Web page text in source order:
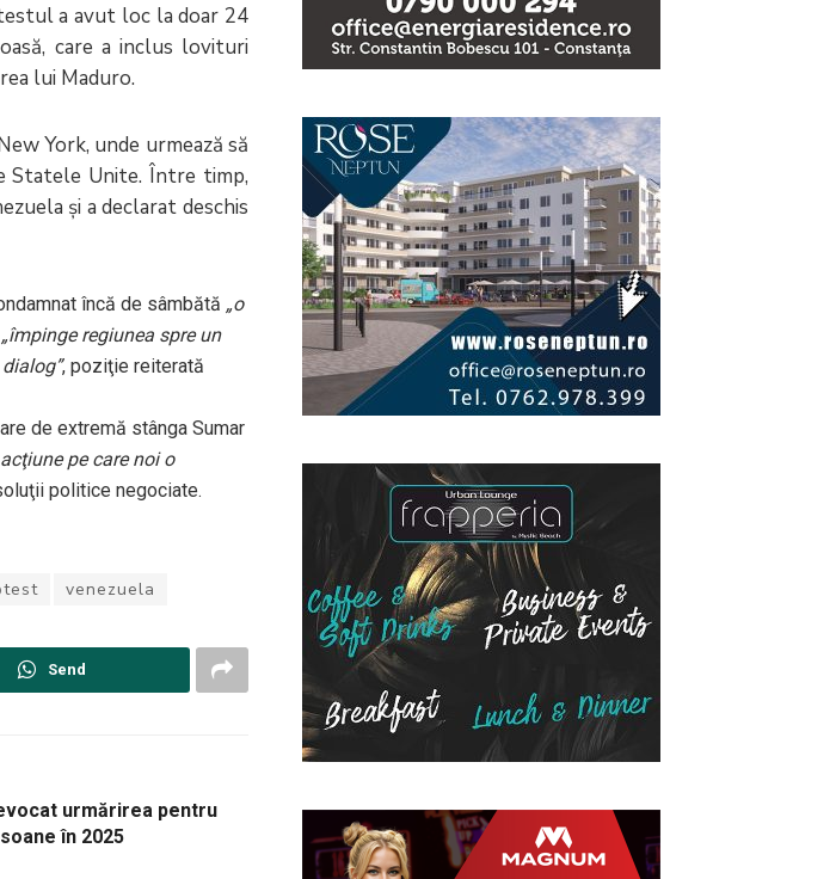
a avut loc la doar 24
care a inclus lovituri
lui Maduro.
York, unde urmează să
Statele Unite. Între timp,
şi a declarat deschis
încă de sâmbătă „o
„împinge regiunea spre un
, poziţie reiterată
de extremă stânga Sumar
pe care noi o
politice negociate.
venezuela
Send
urmărirea pentru
în 2025